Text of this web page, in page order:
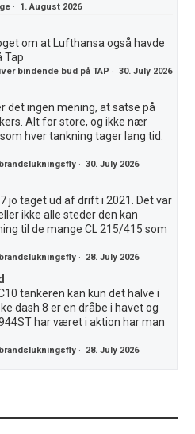
· 1. August 2026
om at Lufthansa også havde
Tap
bindende bud på TAP ·30. July 2026
det ingen mening, at satse på
Alt for store, og ikke nær
hver tankning tager lang tid.
·30. July 2026
jo taget ud af drift i 2021. Det var
ikke alle steder den kan
til de mange CL 215/415 som
· 28. July 2026
tankeren kan kun det halve i
dash 8 er en dråbe i havet og
har været i aktion har man
· 28. July 2026